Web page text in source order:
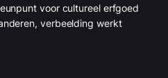
voor cultureel erfgoed
verbeelding werkt